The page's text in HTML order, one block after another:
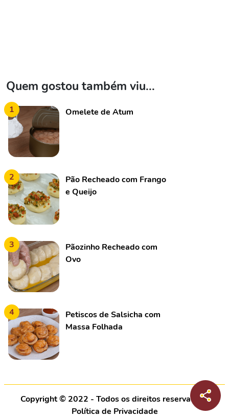
Quem gostou também viu...
1 Omelete de Atum
2
Pão Recheado com Frango
e Queijo
3
Pãozinho Recheado com
Ovo
4
Petiscos de Salsicha com
Massa Folhada
Copyright © 2022 - Todos os direitos reservados |
Política de Privacidade